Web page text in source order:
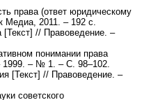
права (ответ юридическому
Медиа, 2011. – 192 с.
[Текст] // Правоведение. –
понимании права
1999. – № 1. – С. 98–102.
[Текст] // Правоведение. –
советского